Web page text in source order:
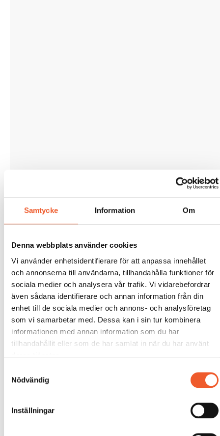
Samtycke Information Om
Denna webbplats använder cookies
Vi använder enhetsidentifierare för att anpassa innehållet
och annonserna till användarna, tillhandahålla funktioner för
sociala medier och analysera vår trafik. Vi vidarebefordrar
även sådana identifierare och annan information från din
enhet till de sociala medier och annons- och analysföretag
som vi samarbetar med. Dessa kan i sin tur kombinera
informationen med annan information som du har
tillhandahållit eller som de har samlat in när du har använt
Nödvändig
Inställningar